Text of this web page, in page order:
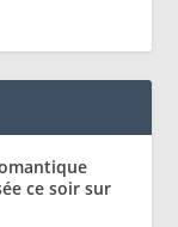
ce soir sur